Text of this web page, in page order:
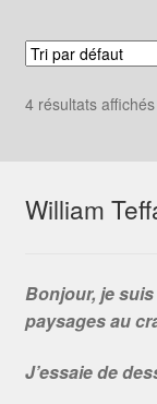
4 résultats affichés
William
Bonjour, je
paysages au
J’essaie de